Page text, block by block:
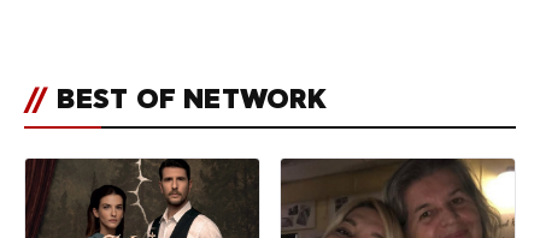
// BEST OF NETWORK